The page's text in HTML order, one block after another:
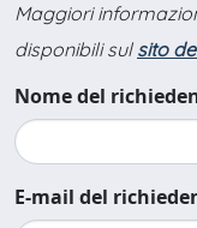
Maggiori
disponibili sul sito
Nome del
E-mail del